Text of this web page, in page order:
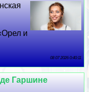
и
08 07 2026 0:40:11
Гаршине